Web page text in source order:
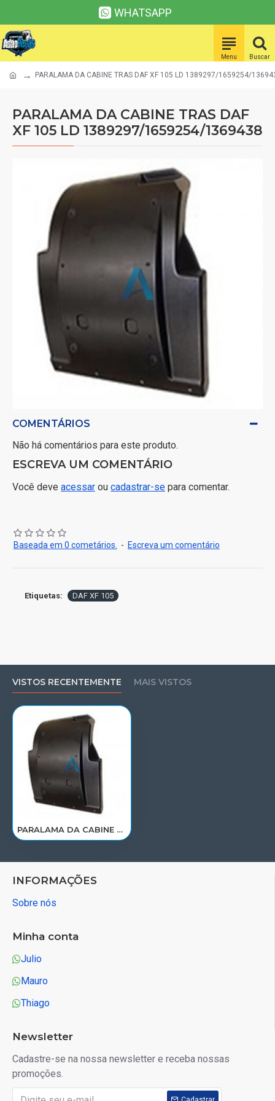
WHATSAPP
PARALAMA DA CABINE TRAS DAF XF 105 LD 1389297/1659254/
PARALAMA DA CABINE TRAS DAF
XF 105 LD 1389297/1659254/1369438
COMENTÁRIOS
Não há comentários para este produto.
ESCREVA UM COMENTÁRIO
Você deve acessar ou cadastrar-se para comentar.
Baseada em 0 cometários. - Escreva um comentário
Etiquetas: DAF XF 105
VISTOS RECENTEMENTE MAIS VISTOS
PARALAMA DA CABINE TRAS DAF XF 105 LD 1389297/1659254/1369438
INFORMAÇÕES
Sobre nós
Minha conta
Julio
Mauro
Thiago
Newsletter
Cadastre-se na nossa newsletter e receba nossas
promoções.